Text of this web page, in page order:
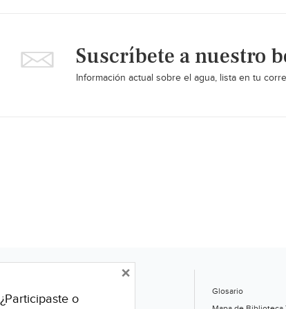
Suscríbete a nuestro
Información actual sobre el agua, lista en tu
Glosario
¿Participaste o
×